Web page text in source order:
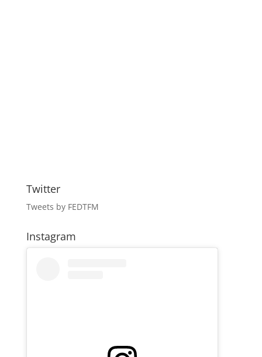
Twitter
Tweets by FEDTFM
Instagram